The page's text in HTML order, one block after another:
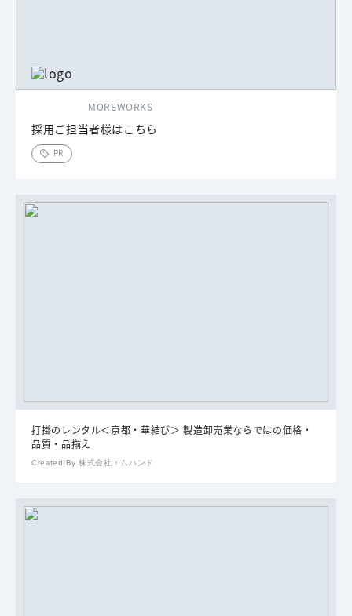
MOREWORKS
採用ご担当者様はこちら
PR
打掛のレンタル＜京都・華結び＞ 製造卸売業ならではの価格・
品質・品揃え
Created By 株式会社エムハンド